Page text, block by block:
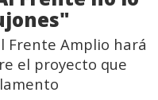
Frente Amplio hará
el proyecto que